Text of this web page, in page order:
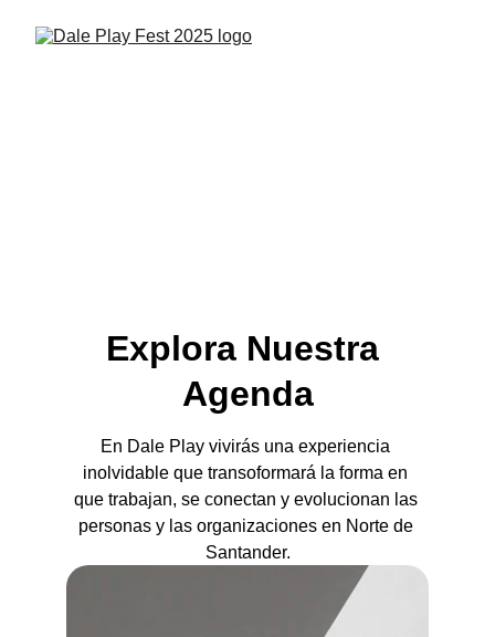
Explora Nuestra
Agenda
En Dale Play vivirás una experiencia
inolvidable que transoformará la forma en
que trabajan, se conectan y evolucionan las
personas y las organizaciones en Norte de
Santander.